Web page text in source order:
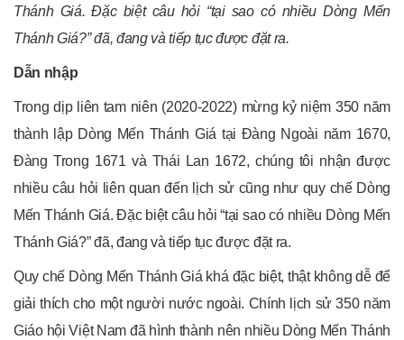
Thánh Giá. Đặc biệt câu hỏi “tại sao có nhiều Dòng Mến
Thánh Giá?” đã, đang và tiếp tục được đặt ra.
Dẫn nhập
Trong dịp liên tam niên (2020-2022) mừng kỷ niệm 350 năm
thành lập Dòng Mến Thánh Giá tại Đàng Ngoài năm 1670,
Đàng Trong 1671 và Thái Lan 1672, chúng tôi nhận được
nhiều câu hỏi liên quan đến lịch sử cũng như quy chế Dòng
Mến Thánh Giá. Đặc biệt câu hỏi “tại sao có nhiều Dòng Mến
Thánh Giá?” đã, đang và tiếp tục được đặt ra.
Quy chế Dòng Mến Thánh Giá khá đặc biệt, thật không dễ để
giải thích cho một người nước ngoài. Chính lịch sử 350 năm
Giáo hội Việt Nam đã hình thành nên nhiều Dòng Mến Thánh